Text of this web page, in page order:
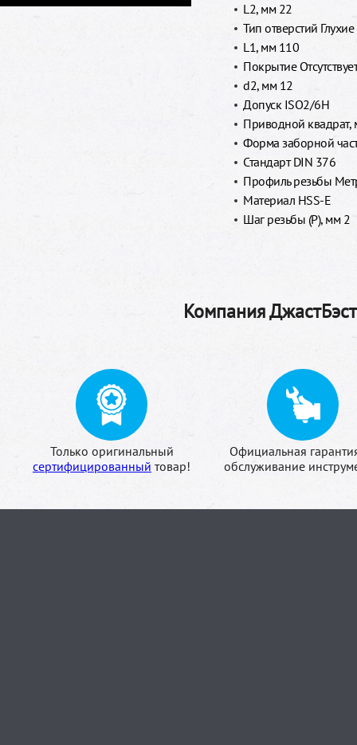
L2, мм 22
Тип отверстий Глухие
L1, мм 110
Покрытие Отсутствует
d2, мм 12
Допуск ISO2/6H
Приводной квадрат,
Форма заборной
Стандарт DIN 376
Профиль резьбы
Материал HSS-E
Шаг резьбы (P), мм 2
Компания
Только оригинальный
сертифицированный товар!
Официальная
обслуживание